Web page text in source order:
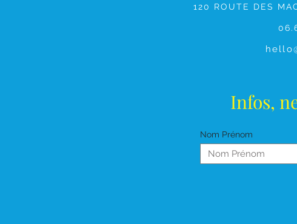
120 ROUTE DES
Infos,
Nom Prénom